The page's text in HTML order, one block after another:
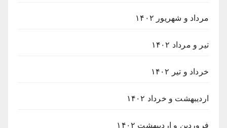
مرداد و شهریور ۱۴۰۲
تیر و مرداد ۱۴۰۲
خرداد و تیر ۱۴۰۲
اردیبهشت و خرداد ۱۴۰۲
فروردین و اردیبهشت ۱۴۰۲